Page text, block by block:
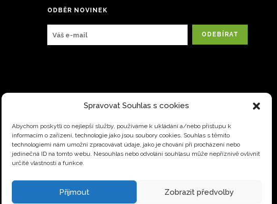
Spravovat Souhlas s cookies
Abychom poskytli co nejlepší služby, používáme k ukládání a/nebo přístupu k
informacím o zařízení, technologie jako jsou soubory cookies. Souhlas s těmito
technologiemi nám umožní zpracovávat údaje, jako je chování při procházení nebo
jedinečná ID na tomto webu. Nesouhlas nebo odvolání souhlasu může nepříznivě ovlivnit
určité vlastnosti a funkce.
Přijmout Zobrazit předvolby
ODBĚR NOVINEK
office@prolifeweb.cz